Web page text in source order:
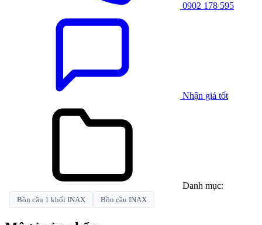
0902 178 595
Nhận giá tốt
Danh mục:
Bồn cầu 1 khối INAX Bồn cầu INAX